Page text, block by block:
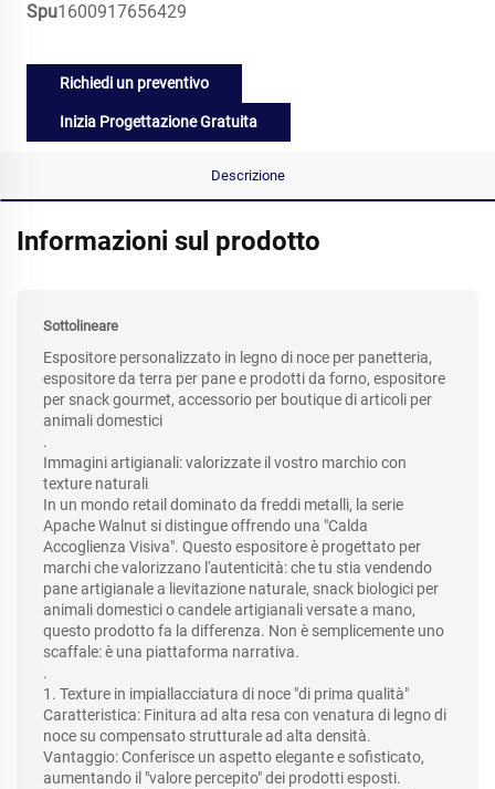
Spu1600917656429
Richiedi un preventivo
Inizia Progettazione Gratuita
Descrizione
Informazioni sul prodotto
Sottolineare
Espositore personalizzato in legno di noce per panetteria,
espositore da terra per pane e prodotti da forno, espositore
per snack gourmet, accessorio per boutique di articoli per
animali domestici
.
Immagini artigianali: valorizzate il vostro marchio con
texture naturali
In un mondo retail dominato da freddi metalli, la serie
Apache Walnut si distingue offrendo una "Calda
Accoglienza Visiva". Questo espositore è progettato per
marchi che valorizzano l'autenticità: che tu stia vendendo
pane artigianale a lievitazione naturale, snack biologici per
animali domestici o candele artigianali versate a mano,
questo prodotto fa la differenza. Non è semplicemente uno
scaffale: è una piattaforma narrativa.
.
1. Texture in impiallacciatura di noce "di prima qualità"
Caratteristica: Finitura ad alta resa con venatura di legno di
noce su compensato strutturale ad alta densità.
Vantaggio: Conferisce un aspetto elegante e sofisticato,
aumentando il "valore percepito" dei prodotti esposti.